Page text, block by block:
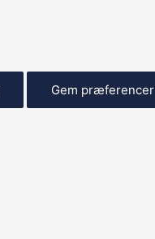
Gem præferencer